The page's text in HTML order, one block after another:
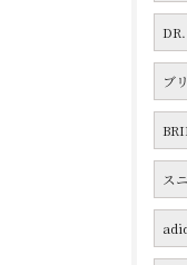
ブ
ス